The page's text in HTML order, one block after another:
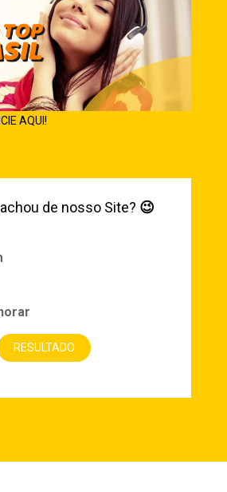
AQUI!
de nosso Site? 😉